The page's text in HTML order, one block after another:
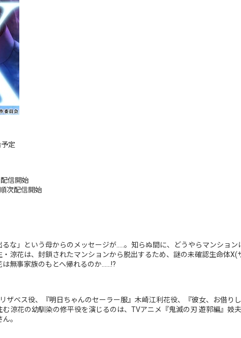
定
信開始
次配信開始
な」という母からのメッセージが…..。知らぬ間に、どうやらマンション
涼花は、封鎖されたマンションから脱出するため、謎の未確認生命体X(
無事家族のもとへ帰れるのか……!?
ベス役、『明日ちゃんのセーラー服』木崎江利花役、『彼女、お借り
涼花の幼馴染の修平役を演じるのは、TVアニメ『鬼滅の刃 遊郭編』妓夫
。